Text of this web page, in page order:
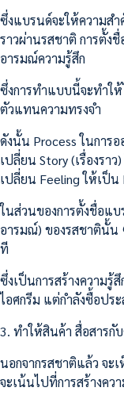
ซึ่งแบรนด์จะให้ความสำ
ราวผ่านรสชาติ การตั้ง
อารมณ์ความรู้สึก
ซึ่งการทำแบบนี้จะทำใ
ตัวแทนความทรงจำ
ดังนั้น Process ในการอ
เปลี่ยน Story (เรื่องรา
เปลี่ยน Feeling ให้เป็น
ในส่วนของการตั้งชื่อแบ
อารมณ์) ของรสชาตินั้น
ที
ซึ่งเป็นการสร้างความรู้
ไอศกรีม แต่กำลังซื้อปร
3. ทำให้สินค้า สื่อสารกั
นอกจากรสชาติแล้ว จะเ
จะเน้นไปที่การสร้างค